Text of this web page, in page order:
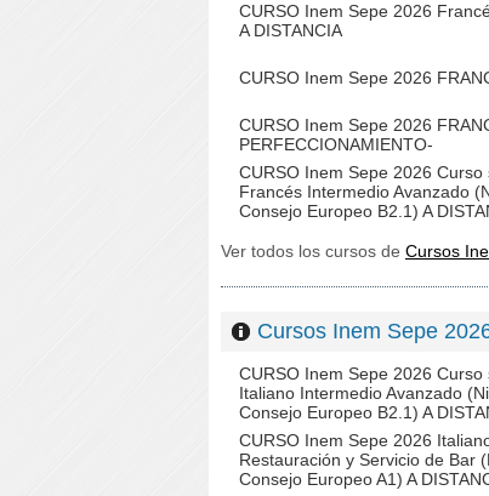
CURSO Inem Sepe 2026
A DISTANCIA
CURSO Inem Sepe 2026
CURSO Inem Sepe 2026
PERFECCIONAMIENTO-
CURSO Inem Sepe 2026 Curso
Francés Intermedio Avanzado
Consejo Europeo B2.1) A
Ver todos los cursos de Cursos
Cursos Inem Sepe
CURSO Inem Sepe 2026 Curso
Italiano Intermedio Avanzado
Consejo Europeo B2.1) A
CURSO Inem Sepe 2026
Restauración y Servicio de Bar
Consejo Europeo A1) A